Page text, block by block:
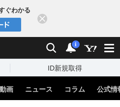
ぐわかる
検索 通知
i
ID新規取得
動画 ニュース コラム 公式情